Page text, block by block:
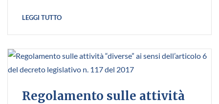
LEGGI TUTTO
Regolamento sulle attività